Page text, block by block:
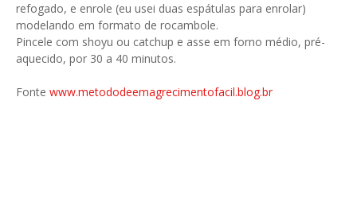
refogado, e enrole (eu usei duas espátulas para enrolar)
modelando em formato de rocambole.
Pincele com shoyu ou catchup e asse em forno médio, pré-
aquecido, por 30 a 40 minutos.
Fonte www.metododeemagrecimentofacil.blog.br